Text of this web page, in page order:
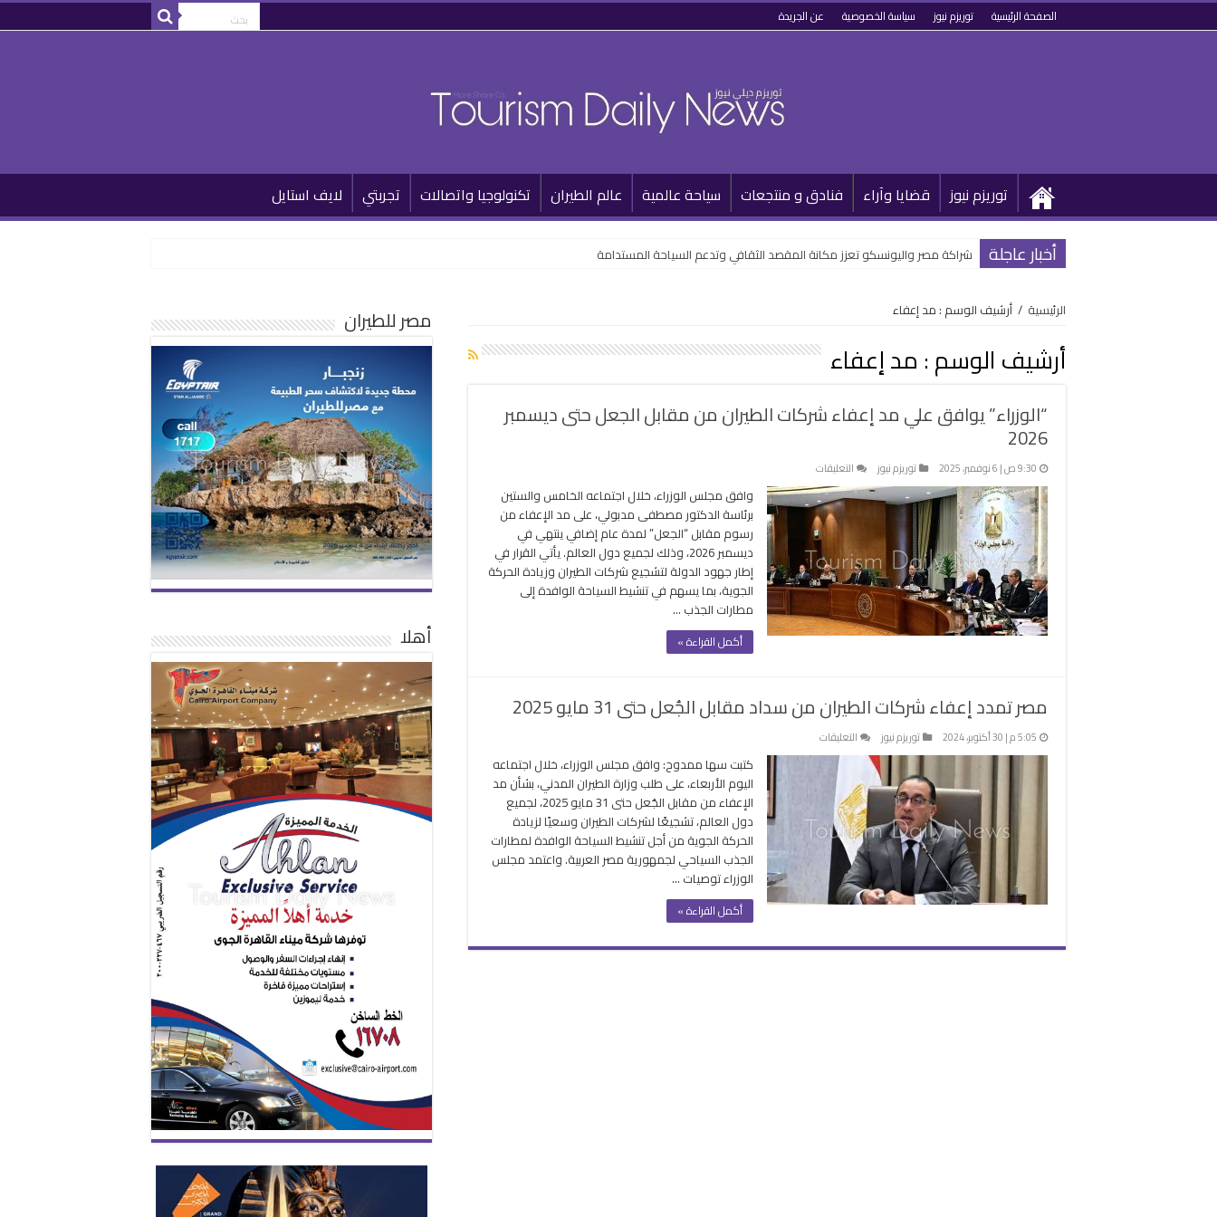
الصفحة الرئيسية توريزم نيوز سياسة الخصوصية عن الجريدة
توريزم نيوز قضايا وآراء فنادق و منتجعات سياحة عالمية عالم الطيران تكنولوجيا واتصالات تجربتي لايف استايل
أخبار عاجلة شراكة مصر واليونسكو تعزز مكانة المقصد الثقافي وتدعم السياحة المستدامة
الرئيسية / أرشيف الوسم : مد إعفاء
أرشيف الوسم : مد إعفاء
“الوزراء” يوافق علي مد إعفاء شركات الطيران من مقابل الجعل حتى ديسمبر
2026
9:30 ص | 6 نوفمبر، 2025 توريزم نيوز التعليقات
“الوزراء”
يوافق
علي
مد
إعفاء
شركات
الطيران
من
مقابل
2026
مغلقة
وافق مجلس الوزراء، خلال اجتماعه الخامس والستين
برئاسة الدكتور مصطفى مدبولي، على مد الإعفاء من
رسوم مقابل “الجعل” لمدة عام إضافي ينتهي في
ديسمبر 2026، وذلك لجميع دول العالم. يأتي القرار في
إطار جهود الدولة لتشجيع شركات الطيران وزيادة الحركة
الجوية، بما يسهم في تنشيط السياحة الوافدة إلى
مطارات الجذب …
أكمل القراءة »
مصر تمدد إعفاء شركات الطيران من سداد مقابل الجُعل حتى 31 مايو 2025
5:05 م | 30 أكتوبر، 2024 توريزم نيوز التعليقات
مصر
الطيران
سداد
مقابل
الجُعل
مايو
كتبت سها ممدوح: وافق مجلس الوزراء، خلال اجتماعه
اليوم الأربعاء، على طلب وزارة الطيران المدني، بشأن مد
الإعفاء من مقابل الجُعل حتى 31 مايو 2025، لجميع
دول العالم، تشجيعًا لشركات الطيران وسعيًا لزيادة
الحركة الجوية من أجل تنشيط السياحة الوافدة لمطارات
الجذب السياحي لجمهورية مصر العربية. واعتمد مجلس
الوزراء توصيات …
أكمل القراءة »
مصر للطيران
أهلا